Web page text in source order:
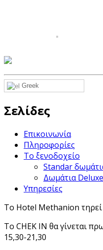
Greek
Σελίδες
Επικοινωνία
Πληροφορίες
Το ξενοδοχείο
Standar
Δωμάτια Deluxe
Υπηρεσίες
Το Hotel Methanion τηρεί
Το CHEK IN θα γίνεται
15,30-21,30